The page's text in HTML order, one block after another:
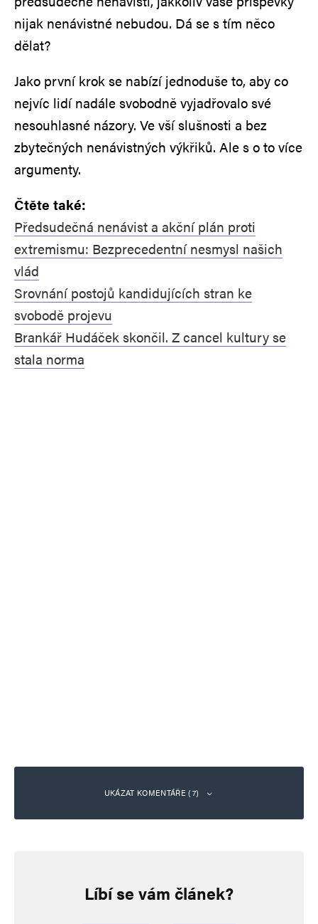
nijak nenávistné nebudou. Dá se s tím něco
dělat?
Jako první krok se nabízí jednoduše to, aby co
nejvíc lidí nadále svobodně vyjadřovalo své
nesouhlasné názory. Ve vší slušnosti a bez
zbytečných nenávistných výkřiků. Ale s o to více
argumenty.
Čtěte také:
Předsudečná nenávist a akční plán proti
extremismu: Bezprecedentní nesmysl našich
vlád
Srovnání postojů kandidujících stran ke
svobodě projevu
Brankář Hudáček skončil. Z cancel kultury se
stala norma
UKÁZAT KOMENTÁŘE (7)
7. 7. 2026 (10:14)
Líbí se vám článek?